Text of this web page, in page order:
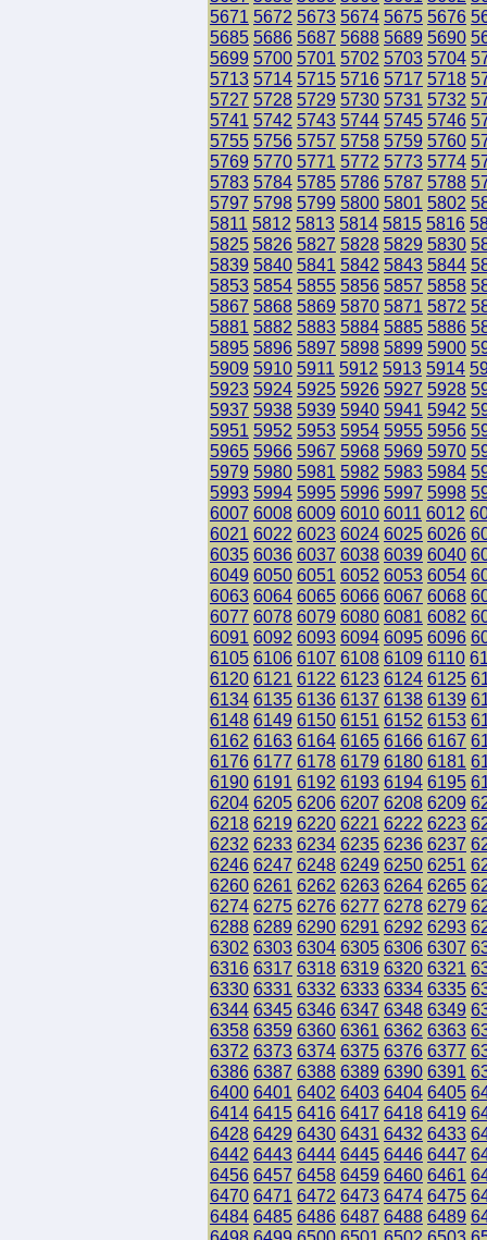
5671 5672 5673 5674 5675 5676
5685 5686 5687 5688 5689 5690
5699 5700 5701 5702 5703 5704
5713 5714 5715 5716 5717 5718
5727 5728 5729 5730 5731 5732
5741 5742 5743 5744 5745 5746
5755 5756 5757 5758 5759 5760
5769 5770 5771 5772 5773 5774
5783 5784 5785 5786 5787 5788
5797 5798 5799 5800 5801 5802
5811 5812 5813 5814 5815 5816
5825 5826 5827 5828 5829 5830
5839 5840 5841 5842 5843 5844
5853 5854 5855 5856 5857 5858
5867 5868 5869 5870 5871 5872
5881 5882 5883 5884 5885 5886
5895 5896 5897 5898 5899 5900
5909 5910 5911 5912 5913 5914
5923 5924 5925 5926 5927 5928
5937 5938 5939 5940 5941 5942
5951 5952 5953 5954 5955 5956
5965 5966 5967 5968 5969 5970
5979 5980 5981 5982 5983 5984
5993 5994 5995 5996 5997 5998
6007 6008 6009 6010 6011 6012
6021 6022 6023 6024 6025 6026
6035 6036 6037 6038 6039 6040
6049 6050 6051 6052 6053 6054
6063 6064 6065 6066 6067 6068
6077 6078 6079 6080 6081 6082
6091 6092 6093 6094 6095 6096
6105 6106 6107 6108 6109 6110
6120 6121 6122 6123 6124 6125
6134 6135 6136 6137 6138 6139
6148 6149 6150 6151 6152 6153
6162 6163 6164 6165 6166 6167
6176 6177 6178 6179 6180 6181
6190 6191 6192 6193 6194 6195
6204 6205 6206 6207 6208 6209
6218 6219 6220 6221 6222 6223
6232 6233 6234 6235 6236 6237
6246 6247 6248 6249 6250 6251
6260 6261 6262 6263 6264 6265
6274 6275 6276 6277 6278 6279
6288 6289 6290 6291 6292 6293
6302 6303 6304 6305 6306 6307
6316 6317 6318 6319 6320 6321
6330 6331 6332 6333 6334 6335
6344 6345 6346 6347 6348 6349
6358 6359 6360 6361 6362 6363
6372 6373 6374 6375 6376 6377
6386 6387 6388 6389 6390 6391
6400 6401 6402 6403 6404 6405
6414 6415 6416 6417 6418 6419
6428 6429 6430 6431 6432 6433
6442 6443 6444 6445 6446 6447
6456 6457 6458 6459 6460 6461
6470 6471 6472 6473 6474 6475
6484 6485 6486 6487 6488 6489